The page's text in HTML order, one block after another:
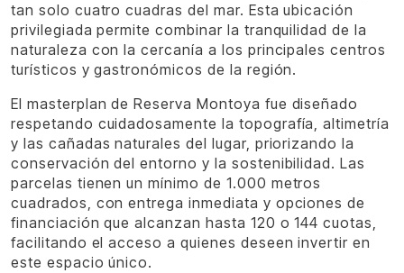
tan solo cuatro cuadras del mar. Esta ubicación
privilegiada permite combinar la tranquilidad de la
naturaleza con la cercanía a los principales centros
turísticos y gastronómicos de la región.
El masterplan de Reserva Montoya fue diseñado
respetando cuidadosamente la topografía, altimetría
y las cañadas naturales del lugar, priorizando la
conservación del entorno y la sostenibilidad. Las
parcelas tienen un mínimo de 1.000 metros
cuadrados, con entrega inmediata y opciones de
financiación que alcanzan hasta 120 o 144 cuotas,
facilitando el acceso a quienes deseen invertir en
este espacio único.